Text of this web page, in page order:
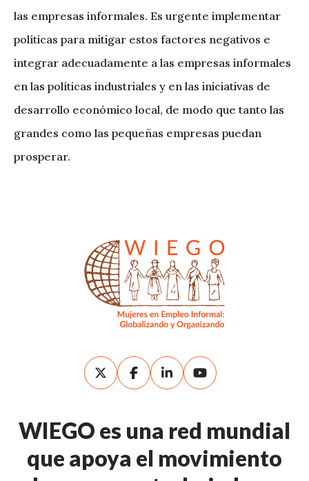
las empresas informales. Es urgente implementar
políticas para mitigar estos factores negativos e
integrar adecuadamente a las empresas informales
en las políticas industriales y en las iniciativas de
desarrollo económico local, de modo que tanto las
grandes como las pequeñas empresas puedan
prosperar.
WIEGO es una red mundial
que apoya el movimiento